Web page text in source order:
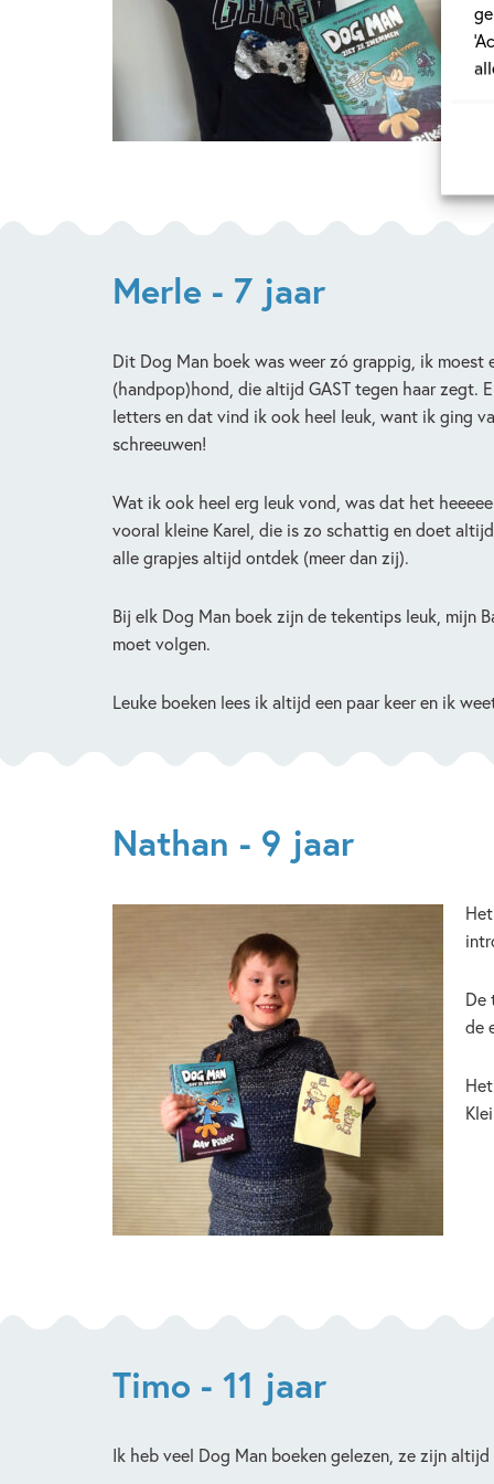
Merle - 7 jaar
Dit Dog Man boek was weer zó grappig, ik moest
(handpop)hond, die altijd GAST tegen haar zegt.
letters en dat vind ik ook heel leuk, want ik ging
schreeuwen!
Wat ik ook heel erg leuk vond, was dat het
vooral kleine Karel, die is zo schattig en doet
alle grapjes altijd ontdek (meer dan zij).
Bij elk Dog Man boek zijn de tekentips leuk, mijn
moet volgen.
Leuke boeken lees ik altijd een paar keer en ik
Nathan - 9 jaar
De
de
Timo - 11 jaar
Ik heb veel Dog Man boeken gelezen, ze zijn